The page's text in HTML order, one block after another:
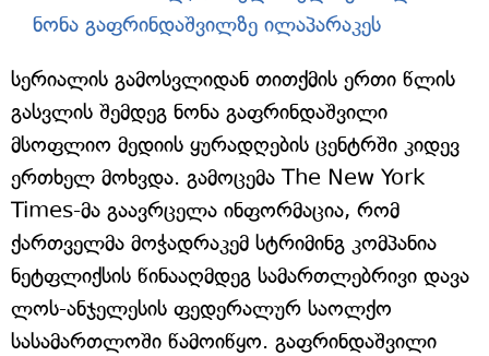
ნონა გაფრინდაშვილზე ილაპარაკეს
სერიალის გამოსვლიდან თითქმის ერთი წლის
გასვლის შემდეგ ნონა გაფრინდაშვილი
მსოფლიო მედიის ყურადღების ცენტრში კიდევ
ერთხელ მოხვდა. გამოცემა The New York
Times-მა გაავრცელა ინფორმაცია, რომ
ქართველმა მოჭადრაკემ სტრიმინგ კომპანია
ნეტფლიქსის წინააღმდეგ სამართლებრივი დავა
ლოს-ანჯელესის ფედერალურ საოლქო
სასამართლოში წამოიწყო. გაფრინდაშვილი